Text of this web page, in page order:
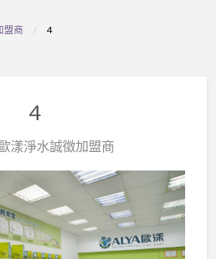
盟商 4
4
漾淨水誠徵加盟商